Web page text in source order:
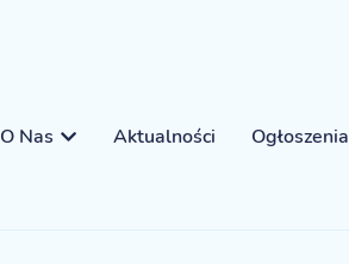
O Nas Aktualności Ogłoszenia